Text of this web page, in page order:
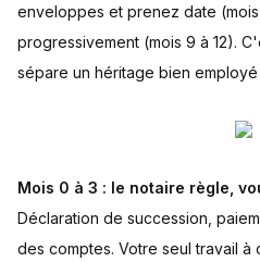
enveloppes et prenez date
progressivement (mois 9 à 12).
sépare un héritage bien
Mois 0 à 3 : le notaire règle,
Déclaration de succession,
des comptes. Votre seul travail à